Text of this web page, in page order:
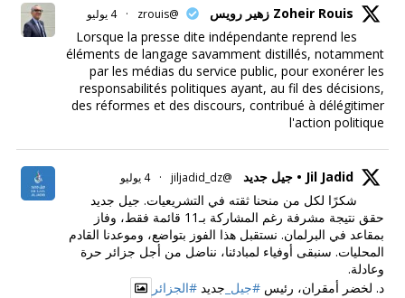
Zoheir Rouis زهير رويس @zrouis
· 4 يوليو
Lorsque la presse dite indépendante reprend les
éléments de langage savamment distillés, notamment
par les médias du service public, pour exonérer les
responsabilités politiques ayant, au fil des décisions,
des réformes et des discours, contribué à délégitimer
l'action politique
Jil Jadid • جيل جديد @jiljadid_dz
· 4 يوليو
شكرًا لكل من منحنا ثقته في التشريعيات. جيل جديد
حقق نتيجة مشرفة رغم المشاركة بـ11 قائمة فقط، وفاز
بمقاعد في البرلمان. نستقبل هذا الفوز بتواضع، وموعدنا القادم
المحليات. سنبقى أوفياء لمبادئنا، نناضل من أجل جزائر حرة
وعادلة.
د. لخضر أمقران، رئيس #جيل_ جديد #الجزائر